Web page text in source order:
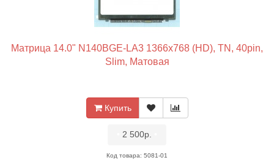
Матрица 14.0" N140BGE-LA3 1366x768 (HD), TN, 40pin,
Slim, Матовая
Купить
2 500р.
Код товара: 5081-01